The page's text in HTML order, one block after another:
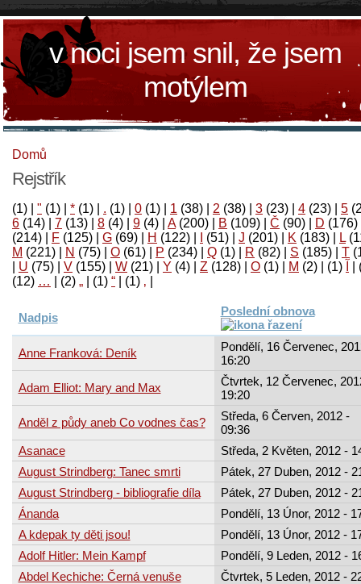
v noci jsem snil, že jsem
motýlem
Domů
Rejstřík
(1) " (1) * (1) . (1) 0 (1) 1 (38) 2 (38) 3 (23) 4 (23) 5
6 (14) 7 (13) 8 (4) 9 (4) A(200) B (109) Č (90) D (176)
(214)
F (125) G (69) H (122) (51) J (201) K (183) L
M (221) N (75) O (61) P (234) Q (1) R (82) S (185) T
U (75) V (155) W (21) Y (4) Z (128) Ο (1) М (2)
(1)
‚
(1)
“
(1)
„
(2)
…
(12)
Nadpis Poslední obnova
Anne Franková: Deník
Pondělí, 16 Červenec,
16:20
Adam Elliot: Mary and Max
Čtvrtek, 12 Červenec,
19:20
Anděl z půdy aneb Co vodnes čas?
Středa, 6 Červen, 2012 -
09:36
Asanace
Středa, 2 Květen, 2012 -
August Strindberg: Tanec smrti
Pátek, 27 Duben, 2012 -
August Strindberg - bibliografie díla
Pátek, 27 Duben, 2012 -
Ánanda
Pondělí, 13 Únor, 2012 -
A kdepak ty děti jsou!
Pondělí, 13 Únor, 2012 -
Adolf Hitler: Mein Kampf
Pondělí, 9 Leden, 2012 -
Abdel Kechiche: Černá venuše
Čtvrtek, 5 Leden, 2012 -